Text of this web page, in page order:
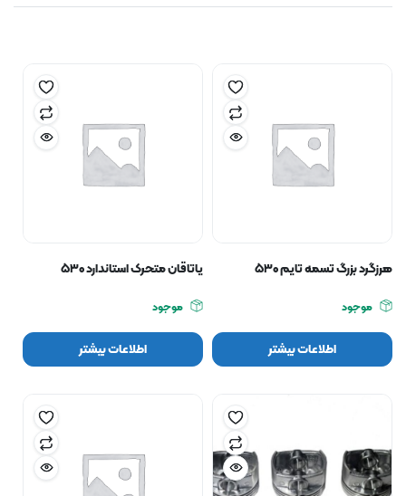
هرزگرد بزرگ تسمه تایم ۵۳۰
موجود
اطلاعات بیشتر
یاتاقان متحرک استاندارد ۵۳۰
موجود
اطلاعات بیشتر